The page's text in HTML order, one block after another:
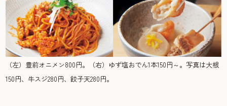
（左）豊前オニメン800円。（右）ゆず塩おでん1本150円～。写真は大根
150円、牛スジ280円、餃子天280円。